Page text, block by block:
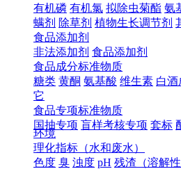
有机磷 有机氯 拟除虫菊酯 氨
螨剂 除草剂 植物生长调节剂
食品添加剂
非法添加剂 食品添加剂
食品成分标准物质
糖类 黄酮 氨基酸 维生素 白酒
它
食品专项标准物质
国抽专项 盲样考核专项 套标
环境
理化指标（水和废水）
色度 臭 浊度 pH 残渣（溶解性